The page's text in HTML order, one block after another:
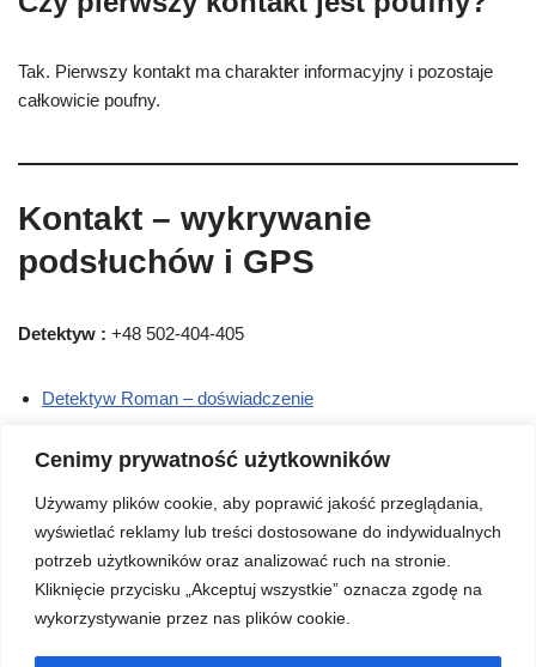
Cenimy prywatność użytkowników
Używamy plików cookie, aby poprawić jakość przeglądania,
wyświetlać reklamy lub treści dostosowane do indywidualnych
potrzeb użytkowników oraz analizować ruch na stronie.
Kliknięcie przycisku „Akceptuj wszystkie” oznacza zgodę na
wykorzystywanie przez nas plików cookie.
Tak. Pierwszy kontakt ma charakter informacyjny i pozostaje
całkowicie poufny.
Kontakt – wykrywanie
podsłuchów i GPS
Detektyw : +48 502-404-405
Detektyw Roman – doświadczenie
Wykrywanie Podsłuchów
Szczecinek – kontakt